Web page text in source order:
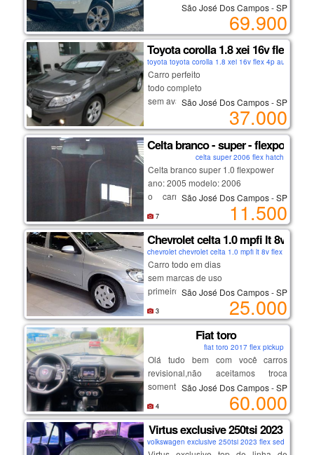
melhor versão, motor sce
indestrutível, corrente de comando.
câmbio cvt imparável, trocas suaves
e consumo baixo.
auxiliar de subida em rampa,
computador de bordo, modo eco.
rodas de liga, ajuste de bancos,
multimídia e muito mais...
segundo dono, nota de zero,
cautelar 100% sem repintura.
oportunidade de adquirir o melhor
da região, confira!
_______________________
São José Dos Campos - SP
69.900
Toyota corolla 1.8 xei 16v flex 4p
toyota toyota corolla 1.8 xei 16v flex 4p
Carro perfeito
todo completo
sem avarias
com garantias
São José Dos Campos - SP
37.000
Celta branco - super - flexpower
celta super 2006 flex hatch
Celta branco super 1.0 flexpower
ano: 2005 modelo: 2006
o carro está tudo ok, motor,
apenas venda!
São José Dos Campos - SP
11.500
7
Chevrolet celta 1.0 mpfi lt 8v flex
chevrolet chevrolet celta 1.0 mpfi lt 8v flex 2012
Carro todo em dias
sem marcas de uso
primeiro dono
documentado , com garantias e
quitado
São José Dos Campos - SP
25.000
3
Fiat toro
fiat toro 2017 flex pickup
Olá tudo bem com você carros
revisional,não aceitamos troca
somente entrada em até 12 vezes
ou avista ,carros de otima
procedência revisados e pereciados
,por favor me chama no meu
whatsapp para nós fecharmos
negócio👇👇👇👇👇👇
São José Dos Campos - SP
60.000
4
Virtus exclusive 250tsi 2023
volkswagen exclusive 250tsi 2023 flex sedan